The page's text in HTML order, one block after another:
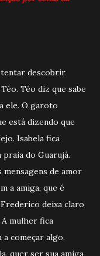
tentar descobrir
Téo diz que sabe
ele. O garoto
está dizendo que
Isabela fica
do Guarujá.
de amor
a amiga, que é
deixa claro
A mulher fica
a começar algo.
quer ser sua amiga